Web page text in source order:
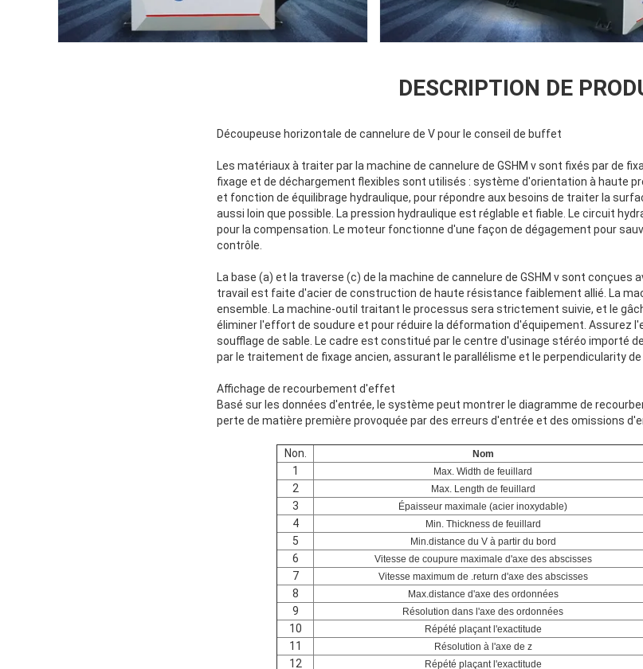
DESCRIPTION DE
Découpeuse horizontale de cannelure de V pour le conseil de buffet
Les matériaux à traiter par la machine de cannelure de GSHM v sont fixés par de
fixage et de déchargement flexibles sont utilisés : système d'orientation à haute
et fonction de équilibrage hydraulique, pour répondre aux besoins de traiter la
aussi loin que possible. La pression hydraulique est réglable et fiable. Le circuit
pour la compensation. Le moteur fonctionne d'une façon de dégagement pour
contrôle.
La base (a) et la traverse (c) de la machine de cannelure de GSHM v sont conçues
travail est faite d'acier de construction de haute résistance faiblement allié. La
ensemble. La machine-outil traitant le processus sera strictement suivie, et le
éliminer l'effort de soudure et pour réduire la déformation d'équipement. Assurez
soufflage de sable. Le cadre est constitué par le centre d'usinage stéréo importé
par le traitement de fixage ancien, assurant le parallélisme et le perpendicularity
Affichage de recourbement d'effet
Basé sur les données d'entrée, le système peut montrer le diagramme de
perte de matière première provoquée par des erreurs d'entrée et des omissions
Non. Nom
1 Max. Width de feuillard
2 Max. Length de feuillard
3 Épaisseur maximale (acier inoxydable)
4 Min. Thickness de feuillard
5 Min.distance du V à partir du bord
6 Vitesse de coupure maximale d'axe des abscisses
7 Vitesse maximum de .return d'axe des abscisses
8 Max.distance d'axe des ordonnées
9 Résolution dans l'axe des ordonnées
10 Répété plaçant l'exactitude
11 Résolution à l'axe de z
12 Répété plaçant l'exactitude